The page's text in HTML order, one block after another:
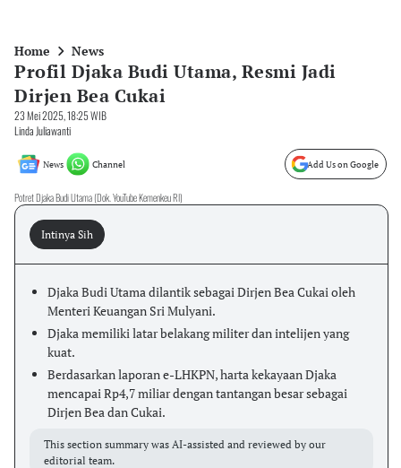
Home News
Profil Djaka Budi Utama, Resmi Jadi
Dirjen Bea Cukai
23 Mei 2025, 18:25 WIB
Linda Juliawanti
News Channel Add Us on Google
Potret Djaka Budi Utama (Dok. YouTube Kemenkeu RI)
Intinya Sih
Djaka Budi Utama dilantik sebagai Dirjen Bea Cukai oleh
Menteri Keuangan Sri Mulyani.
Djaka memiliki latar belakang militer dan intelijen yang
kuat.
Berdasarkan laporan e-LHKPN, harta kekayaan Djaka
mencapai Rp4,7 miliar dengan tantangan besar sebagai
Dirjen Bea dan Cukai.
This section summary was AI-assisted and reviewed by our
editorial team.